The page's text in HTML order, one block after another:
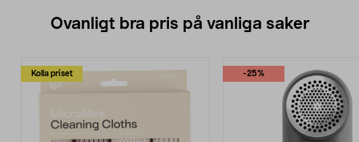
Ovanligt bra pris på vanliga saker
Kolla priset -25%